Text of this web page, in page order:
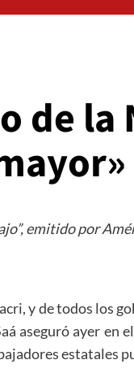
de la
emitido por
y de todos los
aseguró ayer en
estatales